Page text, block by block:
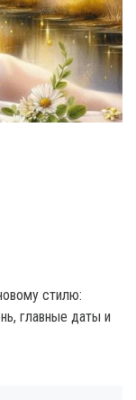
стилю:
главные даты и